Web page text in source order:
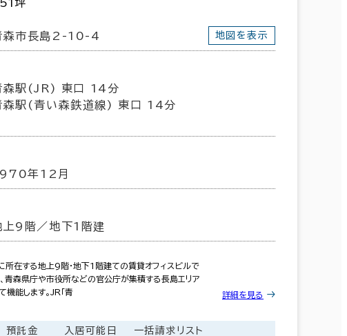
坪
森市長島2-10-4 地図を表示
森駅(JR) 東口 14分
森駅(青い森鉄道線) 東口 14分
年12月
上9階／地下1階建
所在する地上9階・地下1階建ての賃貸オフィスビルで
青森県庁や市役所などの官公庁が集積する長島エリア
機能します。JR「青
詳細を見る
預託金 入居可能日 一括請求リスト